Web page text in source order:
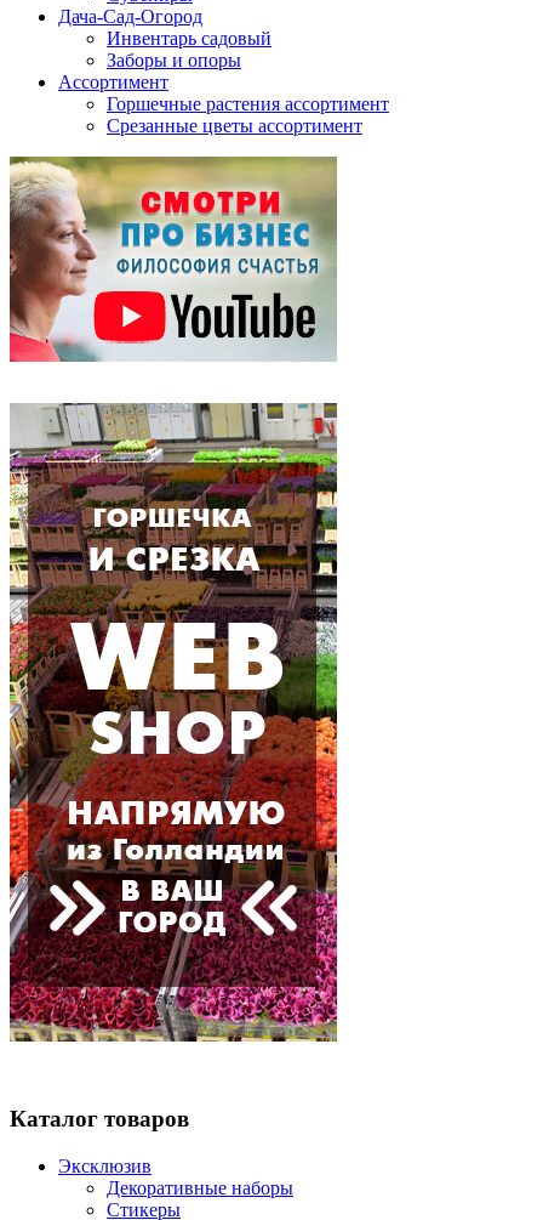
Дача-Сад-Огород
Инвентарь садовый
Заборы и опоры
Ассортимент
Горшечные растения ассортимент
Срезанные цветы ассортимент
Каталог товаров
Эксклюзив
Декоративные наборы
Стикеры